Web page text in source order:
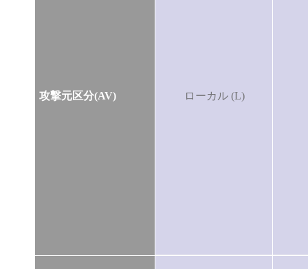
攻撃元区分(AV) ローカル (L)